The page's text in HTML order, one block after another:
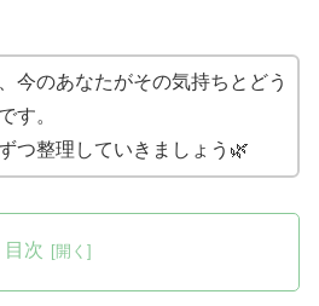
今のあなたがその気持ちとどう
す。
つ整理していきましょう🌿
目次